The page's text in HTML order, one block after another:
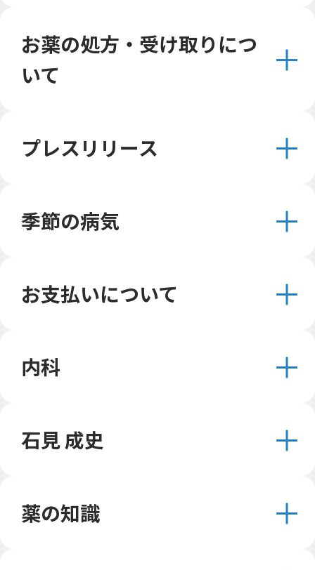
お薬の処方・受け取りにつ
いて
プレスリリース
季節の病気
お支払いについて
内科
石見 成史
薬の知識